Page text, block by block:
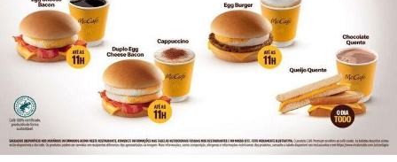
CRIAR MINHA CONTA
ESPORTE EM AÇÃO NAS REDES SOCIAIS
Esse site utiliza cookies para melhorar sua
experiência de navegação. Ao continuar o acesso,
entendemos que você concorda com nossos Termos
de Uso e Privacidade.
PARA MAIS INFORMAÇÕES, ACESSE NOSSOS TERMOS
CLICANDO AQUI
PROSSEGUIR